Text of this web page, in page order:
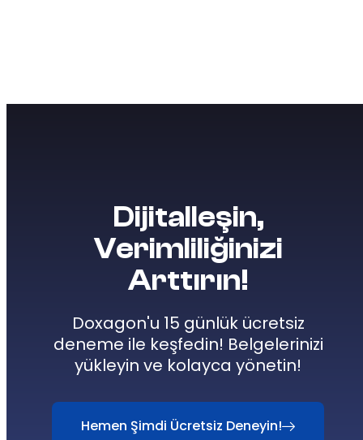
Dijitalleşin,
Verimliliğinizi
Arttırın!
Doxagon'u 15 günlük ücretsiz
deneme ile keşfedin! Belgelerinizi
yükleyin ve kolayca yönetin!
Hemen Şimdi Ücretsiz Deneyin!